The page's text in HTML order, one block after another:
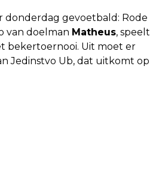
donderdag gevoetbald: Rode
van doelman Matheus, speelt
bekertoernooi. Uit moet er
Jedinstvo Ub, dat uitkomt op